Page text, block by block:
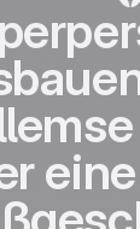
eine